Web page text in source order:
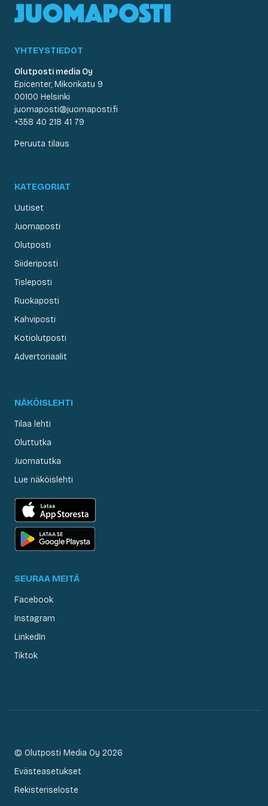
YHTEYSTIEDOT
Olutposti media Oy
Epicenter, Mikonkatu 9
00100 Helsinki
juomaposti@juomaposti.fi
+358 40 218 41 79
Peruuta tilaus
KATEGORIAT
Uutiset
Juomaposti
Olutposti
Siideriposti
Tisleposti
Ruokaposti
Kahviposti
Kotiolutposti
Advertoriaalit
NÄKÖISLEHTI
Tilaa lehti
Oluttutka
Juomatutka
Lue näköislehti
SEURAA MEITÄ
Facebook
Instagram
LinkedIn
Tiktok
© Olutposti Media Oy 2026
Evästeasetukset
Rekisteriseloste